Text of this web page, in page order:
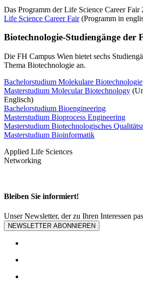
Das Programm der Life Science Career Fair
Life Science Career Fair(Programm in
Biotechnologie-Studiengänge der
Die FH Campus Wien bietet sechs
Thema Biotechnologie an.
Bachelorstudium Molekulare Biotechnologie
Masterstudium Molecular Biotechnology
Englisch)
Bachelorstudium Bioengineering
Masterstudium Bioprocess Engineering
Masterstudium Biotechnologisches
Masterstudium Bioinformatik
Applied Life Sciences
Networking
Bleiben Sie informiert!
Unser Newsletter, der zu Ihren Interessen
NEWSLETTER ABONNIEREN